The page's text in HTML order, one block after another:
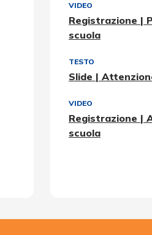
VIDEO
Registrazione |
scuola
TESTO
Slide |
VIDEO
Registrazione |
scuola